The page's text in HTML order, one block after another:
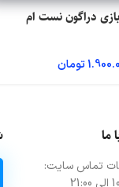
کش بازی دراگون نست ام
تومان
ما
تماس سایت: